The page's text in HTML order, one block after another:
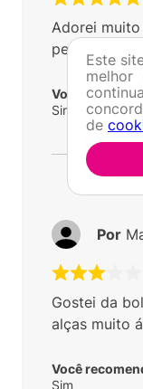
Adorei
pensei que
Você
Sim
Gostei da
alças muito
Você
Sim
Por
Este
de